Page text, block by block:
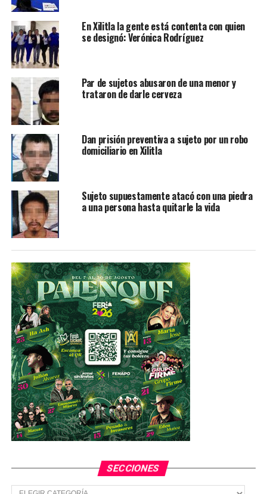
Dicho compromiso fue cumplido por Tránsito
Municipal, sin embargo al notificar al responsable del
convoy no fue posible localizarlo lo que provocó
reiniciar el tránsito vehicular y fue hasta después del
mediodía cuando reiniciaron las labores hasta llevar las
esculturas a su destino final.
Con lo anterior, el Gobierno Municipal reitera que las
esculturas no van destinadas al Museo Surrealista
“Leonora Carrington”, ya que éstas se encuentran
resguardadas en la capital potosina, de acuerdo a lo
informado por el hijo de la extinta Leonora Carrington
al Alcalde Javier Pacheco Sánchez.
TEMAS RELACIONADOS
XILITLA
YA VIENE
Xtor una aplicación para bloquear llamadas de extorsión
NO TE PIERDAS
Se justifica Tecmol tras agresión a un médico del
Central
En Xilitla la gente está contenta con quien
se designó: Verónica Rodríguez
Par de sujetos abusaron de una menor y
trataron de darle cerveza
Dan prisión preventiva a sujeto por un robo
domiciliario en Xilitla
Sujeto supuestamente atacó con una piedra
a una persona hasta quitarle la vida
SECCIONES
Secciones